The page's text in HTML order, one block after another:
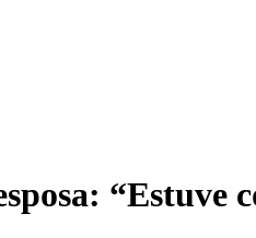
“Estuve